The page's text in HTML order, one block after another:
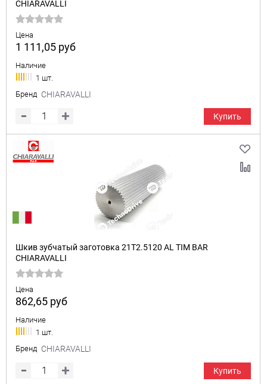
CHIARAVALLI
Цена
1 111,05 руб
Наличие
1 шт.
Бренд CHIARAVALLI
Купить
Шкив зубчатый заготовка 21T2.5120 AL TIM BAR
CHIARAVALLI
Цена
862,65 руб
Наличие
1 шт.
Бренд CHIARAVALLI
Купить